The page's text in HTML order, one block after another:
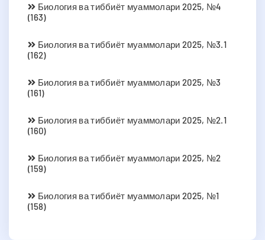
Биология ва тиббиёт муаммолари 2025, №4
(163)
Биология ва тиббиёт муаммолари 2025, №3.1
(162)
Биология ва тиббиёт муаммолари 2025, №3
(161)
Биология ва тиббиёт муаммолари 2025, №2.1
(160)
Биология ва тиббиёт муаммолари 2025, №2
(159)
Биология ва тиббиёт муаммолари 2025, №1
(158)